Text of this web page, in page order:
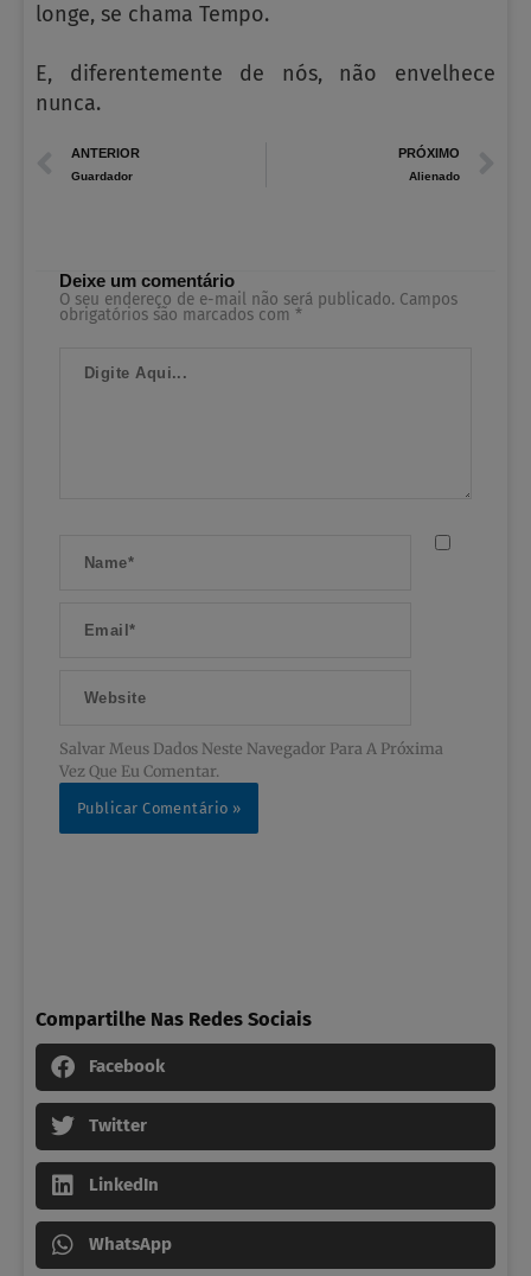
longe, se chama Tempo.
E, diferentemente de nós, não envelhece
nunca.
Prev
ANTERIOR
Guardador
PRÓXIMO
Alienado
Deixe um comentário
O seu endereço de e-mail não será publicado. Campos
obrigatórios são marcados com *
Aqui...
Salvar Meus Dados Neste Navegador Para A Próxima
Vez Que Eu Comentar.
Compartilhe Nas Redes Sociais
Facebook
Twitter
LinkedIn
WhatsApp